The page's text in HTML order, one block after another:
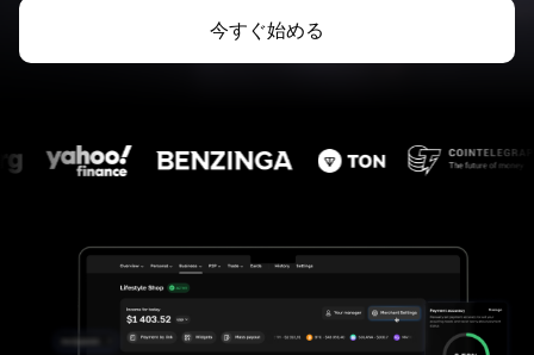
今すぐ始める